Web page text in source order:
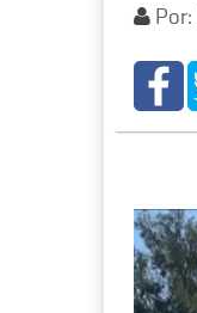
Por: